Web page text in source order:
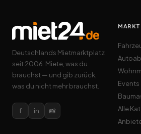
Deutschlands Mietmarktplatz
seit 2006. Miete, was du
brauchst — und gib zurück,
was du nicht mehr brauchst.
f in 📸
Events
Alle